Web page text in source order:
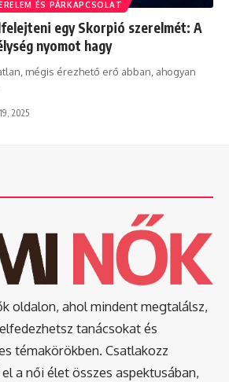
ÉS PÁRKAPCSOLAT
egy Skorpió szerelmét: A
nyomot hagy
mégis érezhető erő abban, ahogyan
2025
oldalon, ahol mindent megtalálsz,
tanácsokat és
témakörökben. Csatlakozz
a női élet összes aspektusában,